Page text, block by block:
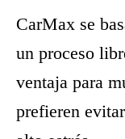
CarMax se
un proceso
ventaja para
prefieren